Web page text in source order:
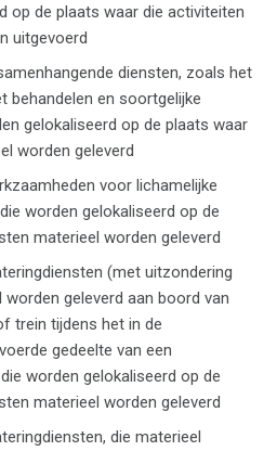
op de plaats waar die activiteiten
uitgevoerd
diensten, zoals het
behandelen en soortgelijke
gelokaliseerd op de plaats waar
worden geleverd
voor lichamelijke
worden gelokaliseerd op de
materieel worden geleverd
(met uitzondering
worden geleverd aan boord van
trein tijdens het in de
gedeelte van een
worden gelokaliseerd op de
materieel worden geleverd
die materieel